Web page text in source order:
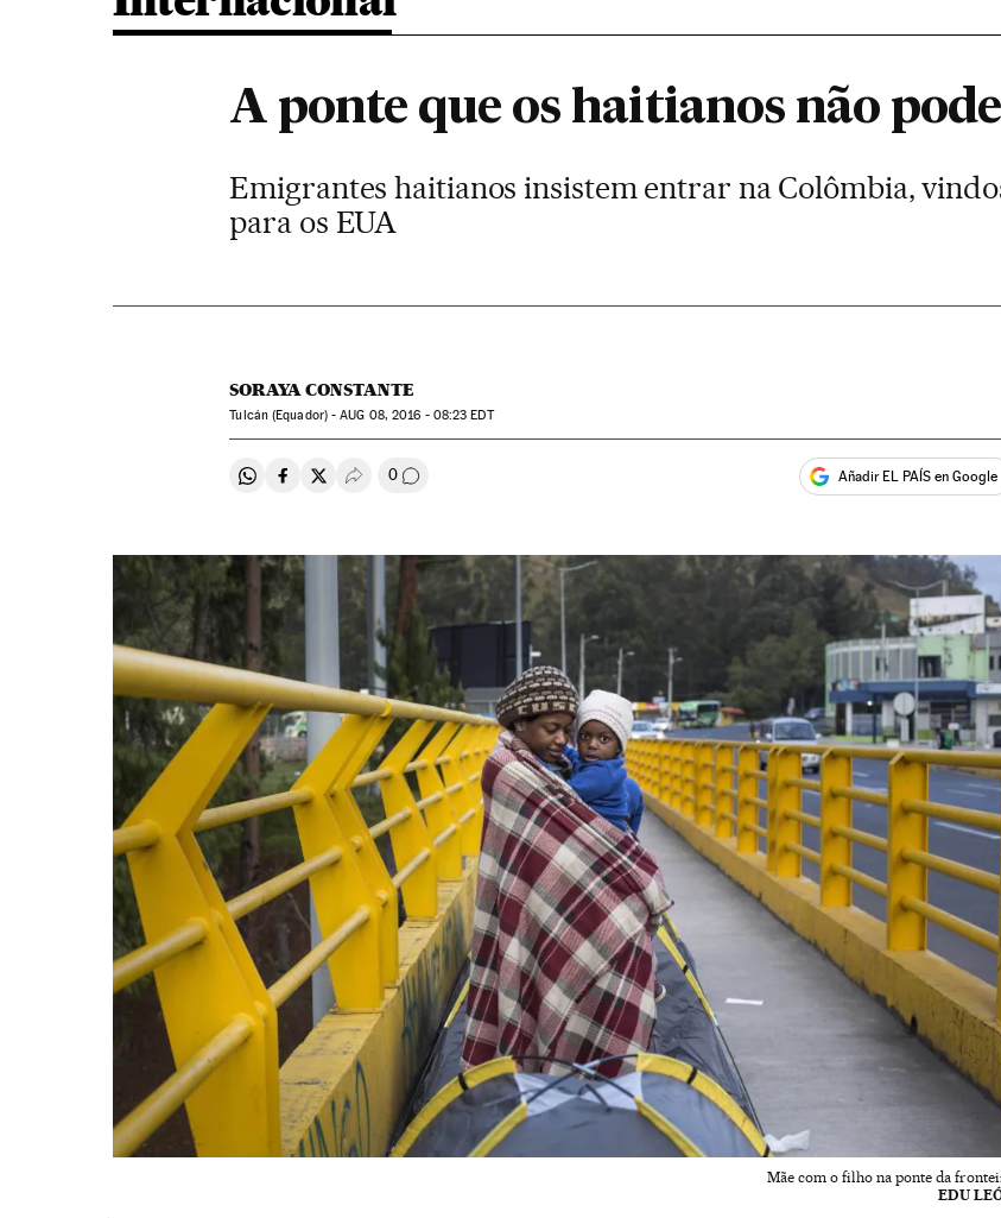
A ponte que os haitianos não
Emigrantes haitianos insistem entrar na Colômbia,
para os EUA
SORAYA CONSTANTE
Tulcán (Equador) -AUG 08, 2016 - 08:23 EDT
Compartir en Whatsapp
Compartir en Facebook
Compartir en Twitter
Desplegar Redes Sociales
0 Comentários Añadir EL PAÍS en Google
Mãe com o filho na ponte da
EDU